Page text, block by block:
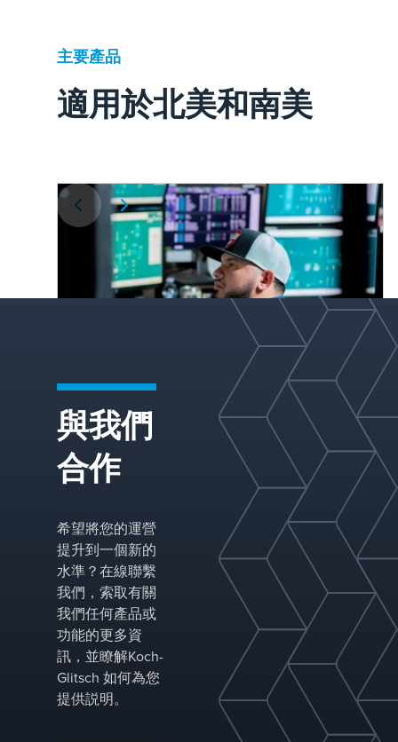
主要產品
適用於北美和南美
性能優化
使用 Koch-Glitsch 的先進傳質和分離解決方案
提高工藝性能。我們的技術可以降低能耗，延
長設備使用壽命，並提高最苛刻行業的系統的
整體耐用性和可靠性。&nbsp;
與我們
合作
希望將您的運營
提升到一個新的
水準？在線聯繫
我們，索取有關
我們任何產品或
功能的更多資
訊，並瞭解Koch-
Glitsch 如何為您
提供説明。